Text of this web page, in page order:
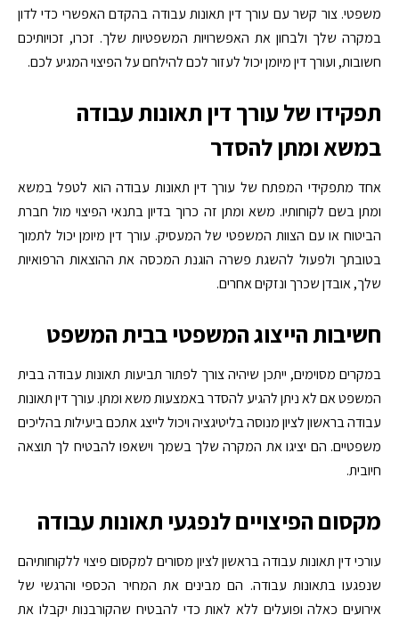
משפטי. צור קשר עם עורך דין תאונות עבודה בהקדם האפשרי כדי לדון
במקרה שלך ולבחון את האפשרויות המשפטיות שלך. זכרו, זכויותיכם
חשובות, ועורך דין מיומן יכול לעזור לכם להילחם על הפיצוי המגיע לכם.
תפקידו של עורך דין תאונות עבודה
במשא ומתן להסדר
אחד מתפקידי המפתח של עורך דין תאונות עבודה הוא לטפל במשא
ומתן בשם לקוחותיו. משא ומתן זה כרוך בדיון בתנאי הפיצוי מול חברת
הביטוח או עם הצוות המשפטי של המעסיק. עורך דין מיומן יכול לתמוך
בטובתך ולפעול להשגת פשרה הוגנת המכסה את ההוצאות הרפואיות
שלך, אובדן שכרך ונזקים אחרים.
חשיבות הייצוג המשפטי בבית המשפט
במקרים מסוימים, ייתכן שיהיה צורך לפתור תביעות תאונות עבודה בבית
המשפט אם לא ניתן להגיע להסדר באמצעות משא ומתן. עורך דין תאונות
עבודה בראשון לציון מנוסה בליטיגציה ויכול לייצג אתכם ביעילות בהליכים
משפטיים. הם יציגו את המקרה שלך בשמך וישאפו להבטיח לך תוצאה
חיובית.
מקסום הפיצויים לנפגעי תאונות עבודה
עורכי דין תאונות עבודה בראשון לציון מסורים למקסום פיצוי ללקוחותיהם
שנפגעו בתאונות עבודה. הם מבינים את המחיר הכספי והרגשי של
אירועים כאלה ופועלים ללא לאות כדי להבטיח שהקורבנות יקבלו את